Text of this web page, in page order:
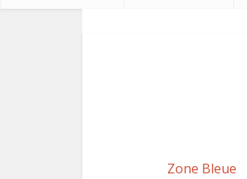
Zone Bleue